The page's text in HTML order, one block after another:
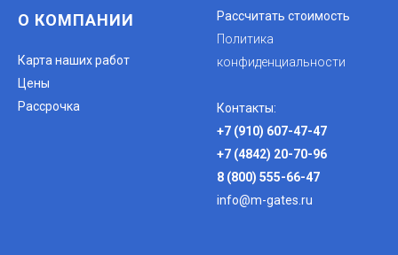
О КОМПАНИИ
Карта наших работ
Цены
Рассрочка
Рассчитать стоимость
Политика
конфиденциальности
Контакты:
+7 (910) 607-47-47
+7 (4842) 20-70-96
8 (800) 555-66-47
info@m-gates.ru